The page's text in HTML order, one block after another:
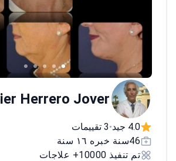
Herrero Jover
4.0 جيد •3 تقييمات
46سنة خبره ١٦ سنة
تم تنفيذ 10000+ علاجات